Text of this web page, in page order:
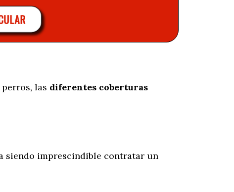
las diferentes coberturas
siendo imprescindible contratar un